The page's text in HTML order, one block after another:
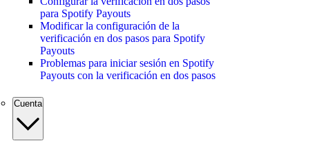
para Spotify Payouts
Modificar la configuración de la
verificación en dos pasos para Spotify
Payouts
Problemas para iniciar sesión en Spotify
Payouts con la verificación en dos pasos
Cuenta